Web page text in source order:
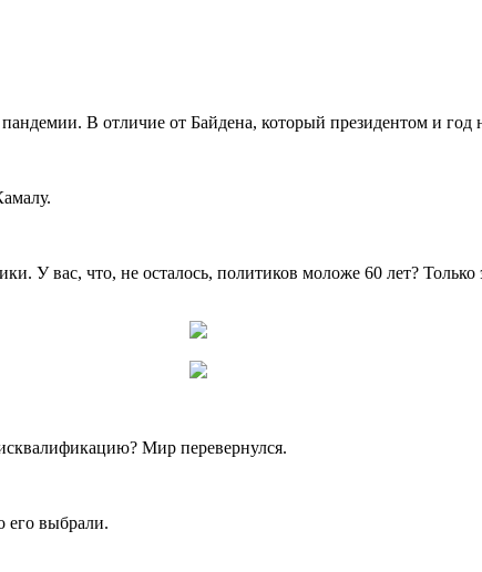
В отличие от Байдена, который президентом и год
вас, что, не осталось, политиков моложе 60 лет? Только
Мир перевернулся.
его выбрали.